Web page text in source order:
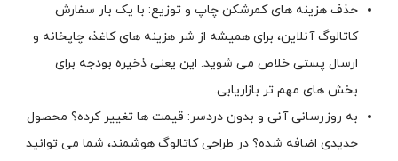
حذف هزینه های کمرشکن چاپ و توزیع: با یک بار سفارش
کاتالوگ آنلاین، برای همیشه از شر هزینه های کاغذ، چاپخانه و
ارسال پستی خلاص می شوید. این یعنی ذخیره بودجه برای
بخش های مهم تر بازاریابی.
به روزرسانی آنی و بدون دردسر: قیمت ها تغییر کرده؟ محصول
جدیدی اضافه شده؟ در طراحی کاتالوگ هوشمند، شما می توانید